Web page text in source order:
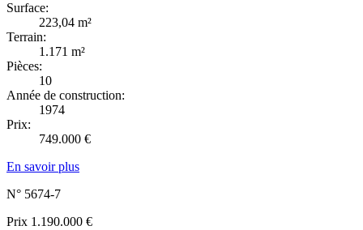
Surface:
223,04 m²
Terrain:
1.171 m²
Pièces:
10
Année de construction:
1974
Prix:
749.000 €
En savoir plus
N° 5674-7
Prix 1.190.000 €